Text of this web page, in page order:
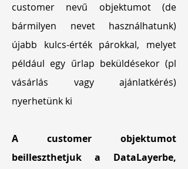
customer nevű objektumot (de
bármilyen nevet használhatunk)
újabb kulcs-érték párokkal, melyet
például egy űrlap beküldésekor (pl
vásárlás vagy ajánlatkérés)
nyerhetünk ki
A customer objektumot
beilleszthetjuk a DataLayerbe,